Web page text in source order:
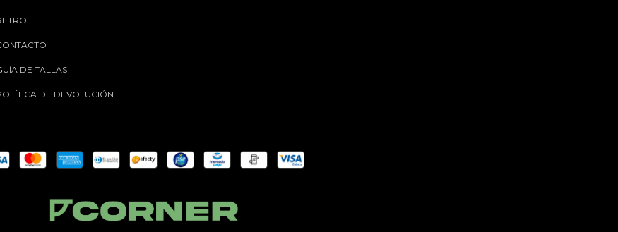
DE TALLAS
DE DEVOLUCIÓN